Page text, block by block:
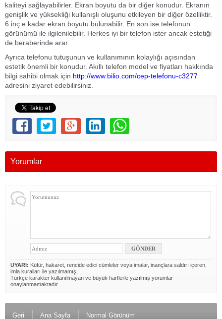
kaliteyi sağlayabilirler. Ekran boyutu da bir diğer konudur. Ekranın
genişlik ve yüksekliği kullanışlı oluşunu etkileyen bir diğer özelliktir.
6 inç e kadar ekran boyutu bulunabilir. En son ise telefonun
görünümü ile ilgilenilebilir. Herkes iyi bir telefon ister ancak estetiği
de beraberinde arar.
Ayrıca telefonu tutuşunun ve kullanımının kolaylığı açısından
estetik önemli bir konudur. Akıllı telefon model ve fiyatları hakkında
bilgi sahibi olmak için http://www.bilio.com/cep-telefonu-c3277
adresini ziyaret edebilirsiniz.
Yorumlar
UYARI: Küfür, hakaret, rencide edici cümleler veya imalar, inançlara saldırı içeren,
imla kuralları ile yazılmamış,
Türkçe karakter kullanılmayan ve büyük harflerle yazılmış yorumlar
onaylanmamaktadır.
Geri Ana Sayfa Normal Görünüm